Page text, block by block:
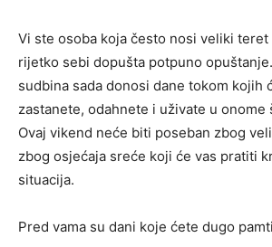
Vi ste osoba koja često nosi veliki
rijetko sebi dopušta potpuno
sudbina sada donosi dane tokom kojih
zastanete, odahnete i uživate u
Ovaj vikend neće biti poseban zbog
zbog osjećaja sreće koji će vas pratiti
situacija.
Pred vama su dani koje ćete dugo